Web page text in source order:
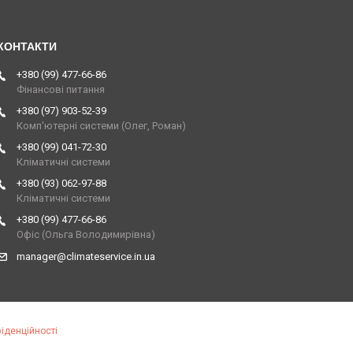
+380 (99) 477-66-86
Фінансові питання
+380 (97) 903-52-39
Комп'ютерні системи (Олег, Роман)
+380 (99) 041-72-30
Кліматичні системи
+380 (93) 062-97-88
Кліматичні системи
+380 (99) 477-66-86
Офіс (Ольга Володимирівна)
manager@climateservice.in.ua